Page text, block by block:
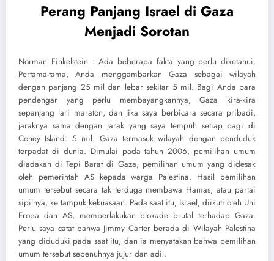
Perang Panjang Israel di Gaza
Menjadi Sorotan
Norman Finkelstein : Ada beberapa fakta yang perlu diketahui.
Pertama-tama, Anda menggambarkan Gaza sebagai wilayah
dengan panjang 25 mil dan lebar sekitar 5 mil. Bagi Anda para
pendengar yang perlu membayangkannya, Gaza kira-kira
sepanjang lari maraton, dan jika saya berbicara secara pribadi,
jaraknya sama dengan jarak yang saya tempuh setiap pagi di
Coney Island: 5 mil. Gaza termasuk wilayah dengan penduduk
terpadat di dunia. Dimulai pada tahun 2006, pemilihan umum
diadakan di Tepi Barat di Gaza, pemilihan umum yang didesak
oleh pemerintah AS kepada warga Palestina. Hasil pemilihan
umum tersebut secara tak terduga membawa Hamas, atau partai
sipilnya, ke tampuk kekuasaan. Pada saat itu, Israel, diikuti oleh Uni
Eropa dan AS, memberlakukan blokade brutal terhadap Gaza.
Perlu saya catat bahwa Jimmy Carter berada di Wilayah Palestina
yang diduduki pada saat itu, dan ia menyatakan bahwa pemilihan
umum tersebut sepenuhnya jujur ​​dan adil.